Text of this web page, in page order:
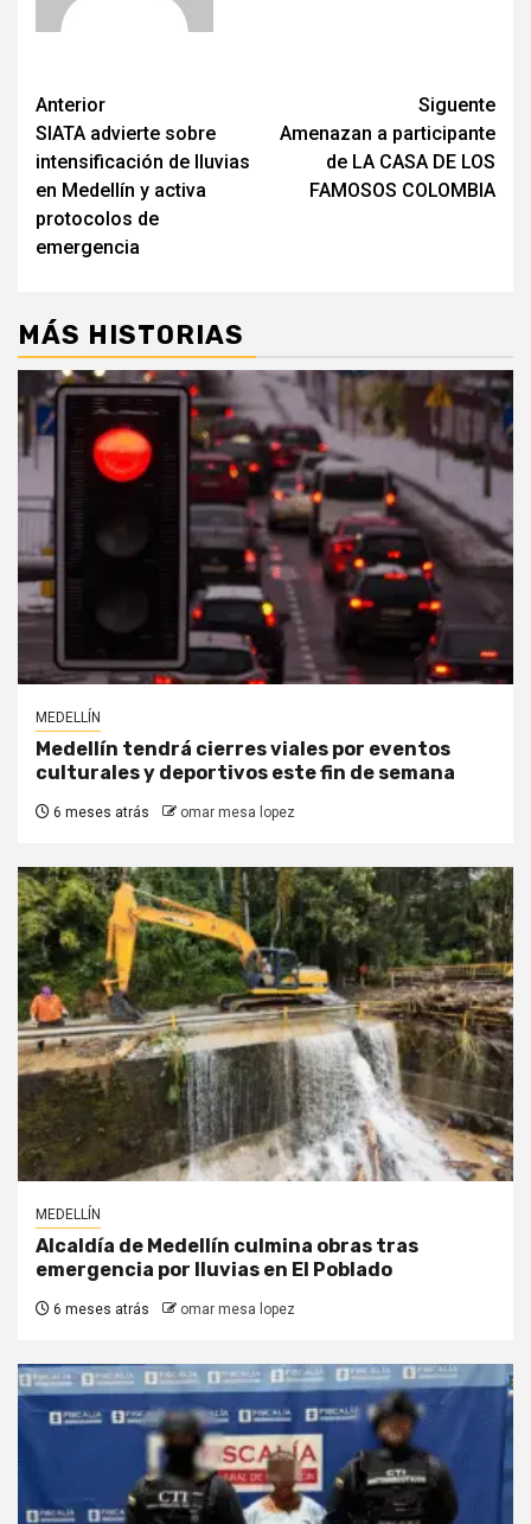
Post
navigation
Anterior
SIATA advierte sobre
intensificación de lluvias
en Medellín y activa
protocolos de
emergencia
Siguente
Amenazan a participante
de LA CASA DE LOS
FAMOSOS COLOMBIA
MÁS HISTORIAS
MEDELLÍN
Medellín tendrá cierres viales por eventos
culturales y deportivos este fin de semana
6 meses atrás omar mesa lopez
MEDELLÍN
Alcaldía de Medellín culmina obras tras
emergencia por lluvias en El Poblado
6 meses atrás omar mesa lopez